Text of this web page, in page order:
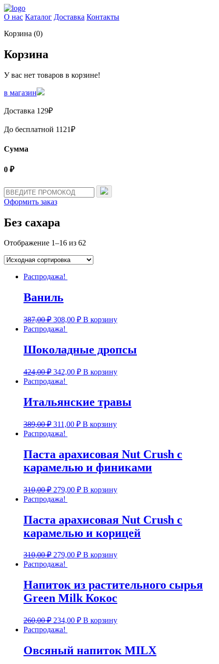
О нас Каталог Доставка Контакты
Корзина (0)
Корзина
У вас нет товаров в корзине!
в магазин
Доставка 129₽
До бесплатной 1121₽
Сумма
0 ₽
Оформить заказ
Без сахара
Отображение 1–16 из 62
Распродажа!
Ваниль
387,00₽ 308,00 ₽ В корзину
Распродажа!
Шоколадные дропсы
424,00₽ 342,00 ₽ В корзину
Распродажа!
Итальянские травы
389,00₽ 311,00 ₽ В корзину
Распродажа!
Паста арахисовая Nut Crush с
карамелью и финиками
310,00₽ 279,00 ₽ В корзину
Распродажа!
Паста арахисовая Nut Crush с
карамелью и корицей
310,00₽ 279,00 ₽ В корзину
Распродажа!
Напиток из растительного сырья
Green Milk Кокос
260,00₽ 234,00 ₽ В корзину
Распродажа!
Овсяный напиток MILX